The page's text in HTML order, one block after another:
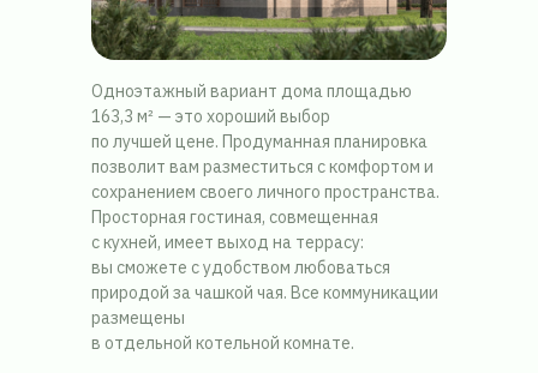
Одноэтажный вариант дома площадью
163,3 м² — это хороший выбор
по лучшей цене. Продуманная планировка
позволит вам разместиться с комфортом и
сохранением своего личного пространства.
Просторная гостиная, совмещенная
с кухней, имеет выход на террасу:
вы сможете с удобством любоваться
природой за чашкой чая. Все коммуникации
размещены
в отдельной котельной комнате.